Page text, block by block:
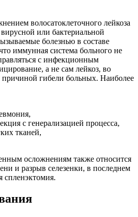
волосатоклеточного лейкоза
или бактериальной
болезнью в составе
иммунная система больного не
с инфекционным
а не сам лейкоз, во
причиной гибели больных. Наиболее
с генерализацией процесса,
тканей,
осложнениям также относится
и разрыв селезенки, в последнем
спленэктомия.